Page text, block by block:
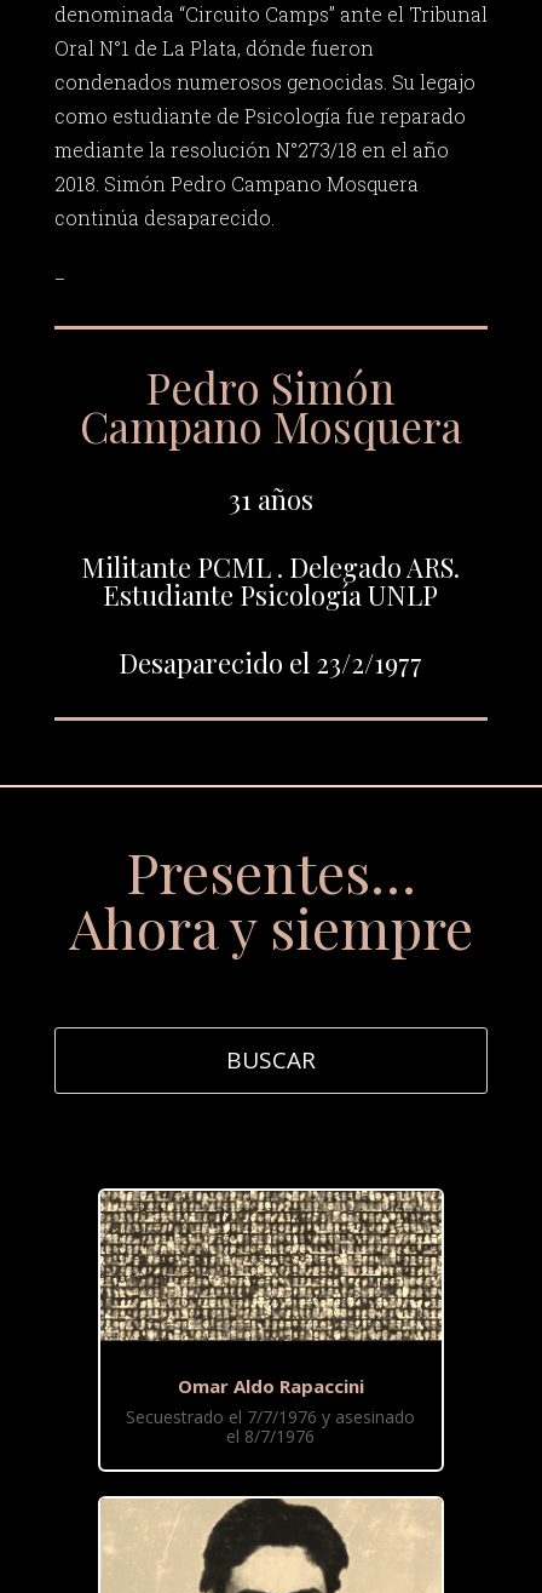
denominada “Circuito Camps” ante el Tribunal
Oral N°1 de La Plata, dónde fueron
condenados numerosos genocidas. Su legajo
como estudiante de Psicología fue reparado
mediante la resolución N°273/18 en el año
2018. Simón Pedro Campano Mosquera
continúa desaparecido.
Pedro Simón
Campano Mosquera
31 años
Militante PCML . Delegado ARS.
Estudiante Psicología UNLP
Desaparecido el 23/2/1977
Presentes…
Ahora y siempre
Omar Aldo Rapaccini
Secuestrado el 7/7/1976 y asesinado
el 8/7/1976